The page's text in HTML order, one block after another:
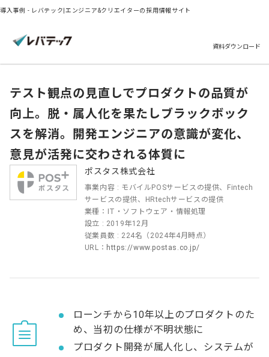
導入事例 - レバテック|エンジニア&クリエイターの採用情報サイト
資料ダウンロード
テスト観点の見直しでプロダクトの品質が
向上。脱・属人化を果たしブラックボック
スを解消。開発エンジニアの意識が変化、
意見が活発に交わされる体質に
ポスタス株式会社
事業内容 : モバイルPOSサービスの提供、Fintech
サービスの提供、HRtechサービスの提供
業種：IT・ソフトウェア・情報処理
設立 : 2019年12月
従業員数 : 224名（2024年4月時点）
URL： https://www.postas.co.jp/
ローンチから10年以上のプロダクトのた
め、当初の仕様が不明状態に
プロダクト開発が属人化し、システムが